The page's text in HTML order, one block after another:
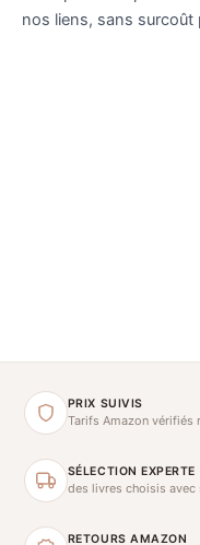
nos liens, sans surcoût
PRIX SUIVIS
Tarifs Amazon vérifiés
SÉLECTION EXPERTE
des livres choisis avec
RETOURS AMAZON